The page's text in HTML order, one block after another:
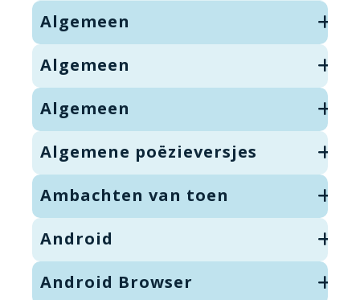
Algemeen
Algemeen
Algemeen
Algemene poëzieversjes
Ambachten van toen
Android
Android Browser